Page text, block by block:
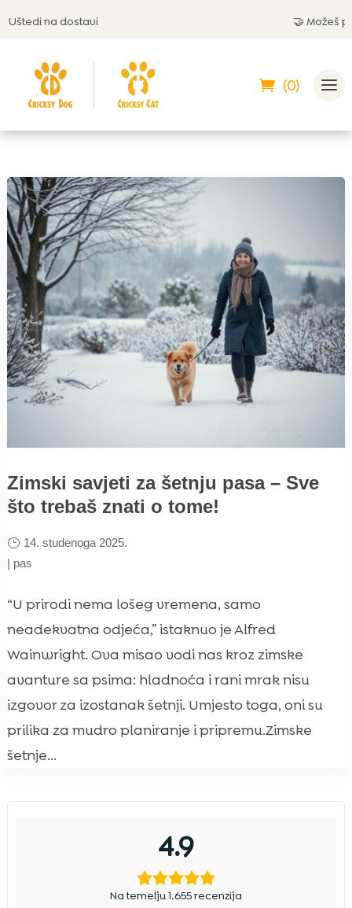
na dostavi 🤝 Možeš
(0)
Zimski savjeti za šetnju pasa – Sve
što trebaš znati o tome!
14. studenoga 2025.
| pas
“U prirodi nema lošeg vremena, samo
neadekvatna odjeća,” istaknuo je Alfred
Wainwright. Ova misao vodi nas kroz zimske
avanture sa psima: hladnoća i rani mrak nisu
izgovor za izostanak šetnji. Umjesto toga, oni su
prilika za mudro planiranje i pripremu.Zimske
šetnje...
4.9
Na temelju 1.655 recenzija